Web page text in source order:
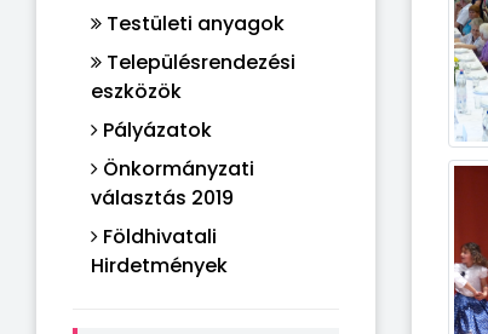
Testületi anyagok
Településrendezési
eszközök
Pályázatok
Önkormányzati
választás 2019
Földhivatali
Hirdetmények